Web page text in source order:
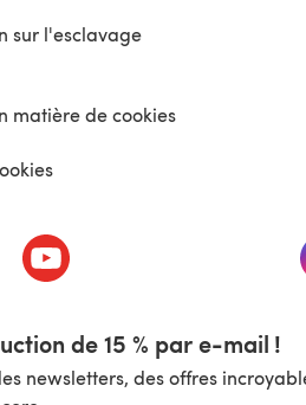
sur l'esclavage
matière de cookies
(s'ouvre dans un nouvel
de 15 % par e-mail !
newsletters, des offres